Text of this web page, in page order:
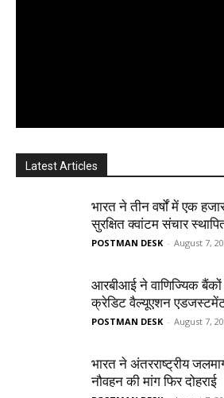
Latest Articles
भारत ने तीन वर्षों में एक
सुरक्षित क्वांटम संचार
POSTMAN DESK - August 7,
आरबीआई ने वाणिज्यिक बैंकों
क्रेडिट वैल्यूएशन
POSTMAN DESK - August 7,
भारत ने अंतरराष्ट्रीय
नौवहन की मांग फिर दोहराई